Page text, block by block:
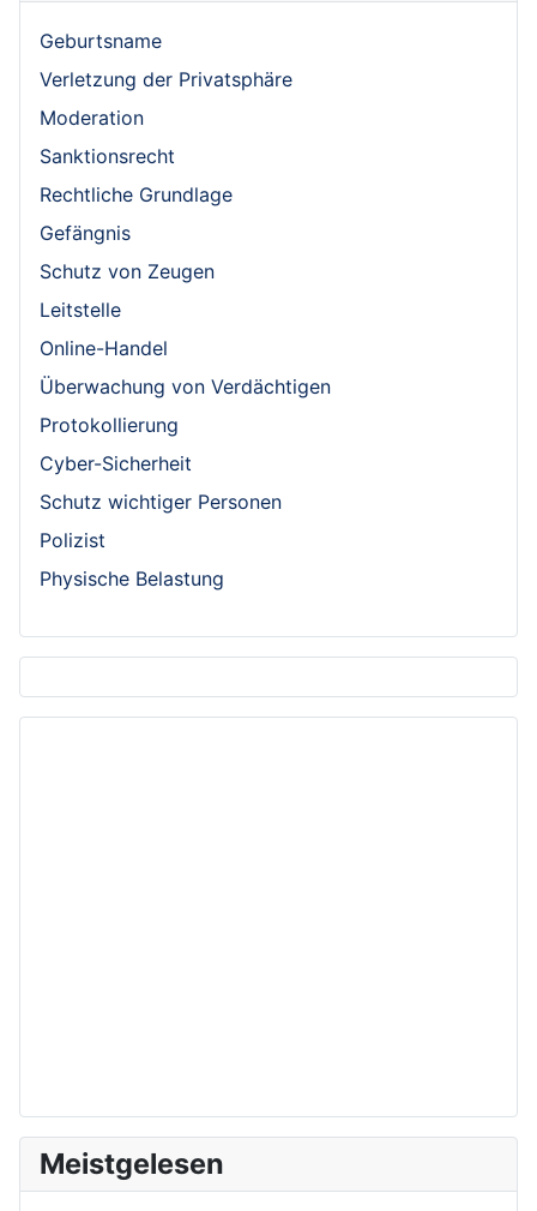
Geburtsname
Verletzung der Privatsphäre
Moderation
Sanktionsrecht
Rechtliche Grundlage
Gefängnis
Schutz von Zeugen
Leitstelle
Online-Handel
Überwachung von Verdächtigen
Protokollierung
Cyber-Sicherheit
Schutz wichtiger Personen
Polizist
Physische Belastung
Meistgelesen